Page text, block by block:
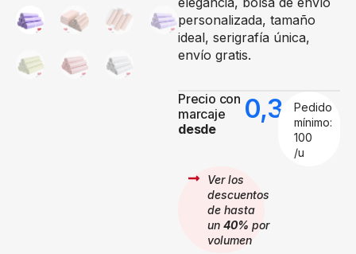
personalizada, tamaño
ideal, serigrafía única,
envío gratis.
Precio con
marcaje
desde
0,30€
Pedido
mínimo:
100
/u
Ver los
descuentos
de hasta
un 40% por
volumen